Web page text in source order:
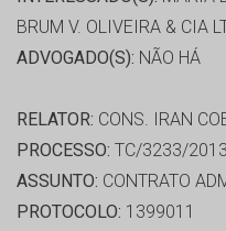
BRUM V. OLIVEIRA & CIA
ADVOGADO(S): NÃO HÁ
RELATOR: CONS. IRAN
PROCESSO: TC/3233/2013
ASSUNTO: CONTRATO
PROTOCOLO: 1399011